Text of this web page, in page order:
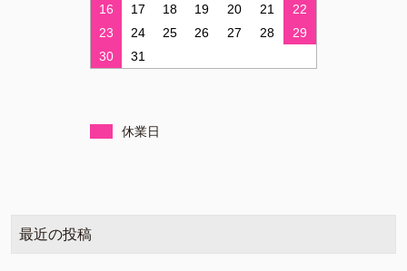
16
17 18 19 20 21
22
23
24 25 26 27 28
29
30
31
休業日
最近の投稿